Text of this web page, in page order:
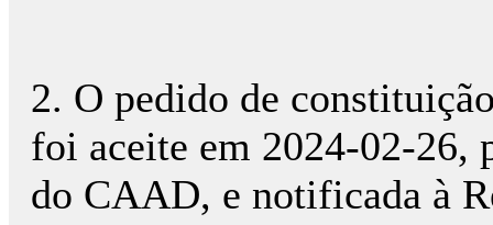
2. O pedido de
foi aceite em 2024-02-26,
do CAAD, e notificada à